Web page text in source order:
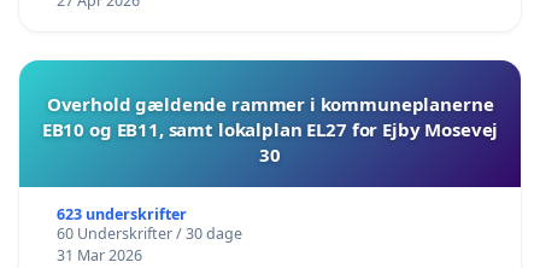
Overhold gældende rammer i kommuneplanerne
EB10 og EB11, samt lokalplan EL27 for Ejby Mosevej
30
623 underskrifter
60 Underskrifter / 30 dage
31 Mar 2026